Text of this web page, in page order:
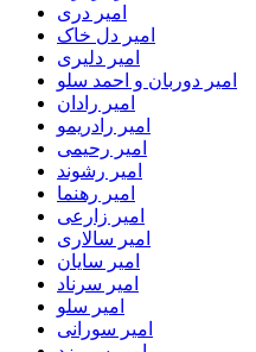
امیر دری
امیر دل خاک
امیر دلیری
امیر دوربان و احمد سلو
امیر رادان
امیر رادریمو
امیر رحیمی
امیر رشوند
امیر رهنما
امیر زارعی
امیر سالاری
امیر سایان
امیر سرناد
امیر سلو
امیر سورانی